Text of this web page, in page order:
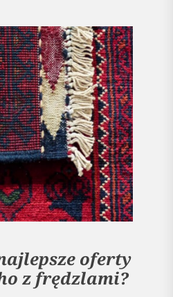
oferty
z frędzlami?